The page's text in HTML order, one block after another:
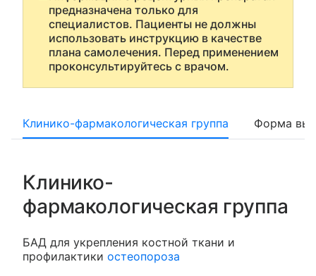
предназначена только для
специалистов. Пациенты не должны
использовать инструкцию в качестве
плана самолечения. Перед применением
проконсультируйтесь с врачом.
Клинико-фармакологическая группа Форма
Клинико-
фармакологическая группа
БАД для укрепления костной ткани и
профилактики остеопороза